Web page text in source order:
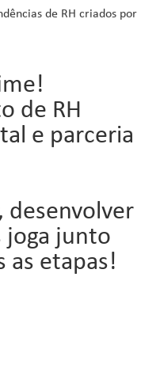
de RH criados por
de RH
e parceria
desenvolver
joga junto
as etapas!